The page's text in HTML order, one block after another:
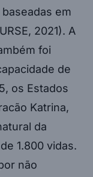
em
2021). A
foi
de
os Estados
Katrina,
da
1.800 vidas.
não